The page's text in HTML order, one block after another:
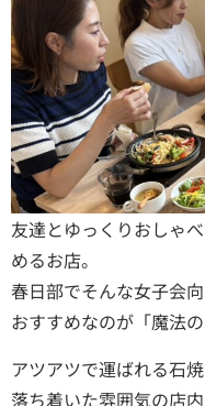
友達とゆっくりおしゃ
めるお店。
春日部でそんな女子会
おすすめなのが「魔法
アツアツで運ばれる石
落ち着いた雰囲気の店